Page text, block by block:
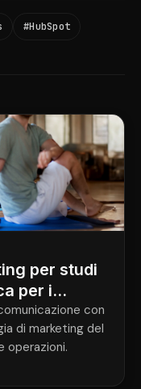
#HubSpot
per studi
per i
con
di marketing del
operazioni.